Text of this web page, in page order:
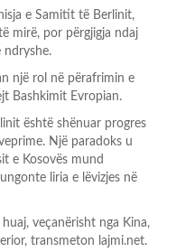
e Samitit të Berlinit,
mirë, por përgjigja ndaj
ndryshe.
një rol në përafrimin e
Bashkimit Evropian.
është shënuar progres
Një paradoks u
e Kosovës mund
liria e lëvizjes në
veçanërisht nga Kina,
transmeton lajmi.net.